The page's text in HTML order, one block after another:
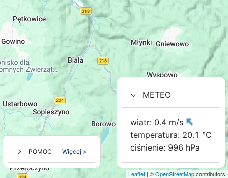
METEO
wiatr: 0.4 m/s
temperatura: 20.1 °C
ciśnienie: 996 hPa
POMOC Więcej >
Leaflet | ©OpenStreetMapcontributors